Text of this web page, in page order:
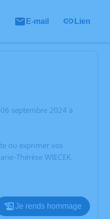
E-mail Lien
septembre 2024 à
ou exprimer vos
Thérèse WIECEK.
Je rends hommage